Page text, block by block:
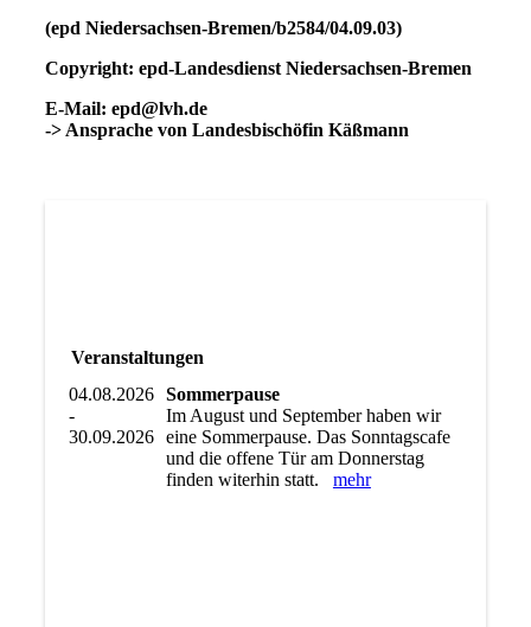
(epd Niedersachsen-Bremen/b2584/04.09.03)
Copyright: epd-Landesdienst Niedersachsen-Bremen
E-Mail: epd@lvh.de
-> Ansprache von Landesbischöfin Käßmann
Veranstaltungen
04.08.2026
-
30.09.2026
Sommerpause
Im August und September haben wir
eine Sommerpause. Das Sonntagscafe
und die offene Tür am Donnerstag
finden witerhin statt. mehr